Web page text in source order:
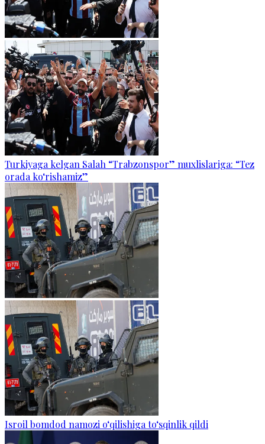
Turkiyaga kelgan Salah “Trabzonspor” muxlislariga: “Tez
orada ko‘rishamiz”
Isroil bomdod namozi o‘qilishiga to‘sqinlik qildi